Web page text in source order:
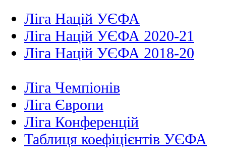
Ліга Націй УЄФА
Ліга Націй УЄФА 2020-21
Ліга Націй УЄФА 2018-20
Ліга Чемпіонів
Ліга Європи
Ліга Конференцій
Таблиця коефіцієнтів УЄФА